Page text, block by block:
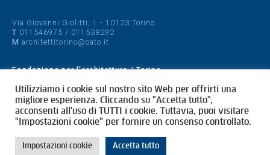
Via Giovanni Giolitti, 1 - 10123 Torino
T 011546975 / 011538292
M architettitorino@oato.it
Fondazione per l'architettura / Torino
Designed by quattrolinee.it
Cookie Policy
Privacy Policy
Utilizziamo i cookie sul nostro sito Web per offrirti una
migliore esperienza. Cliccando su "Accetta tutto",
acconsenti all'uso di TUTTI i cookie. Tuttavia, puoi visitare
"Impostazioni cookie" per fornire un consenso controllato.
Impostazioni cookie Accetta tutto